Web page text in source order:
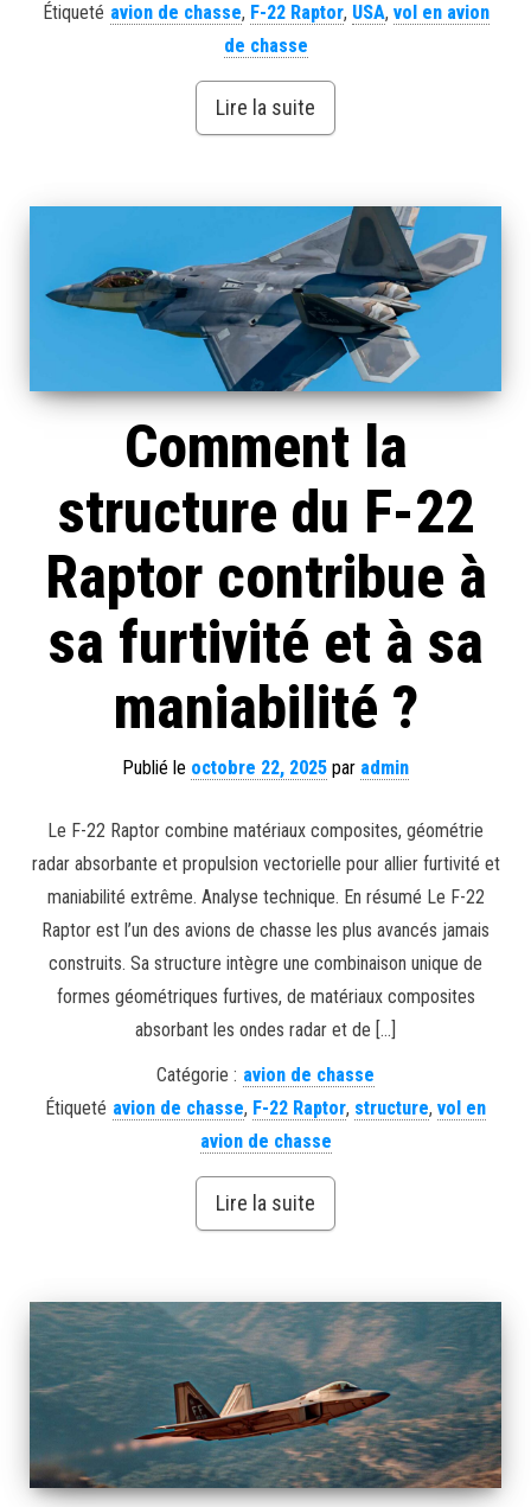
Étiqueté avion de chasse, F-22 Raptor, USA, vol en avion
de chasse
Lire la suite
Comment la
structure du F-22
Raptor contribue à
sa furtivité et à sa
maniabilité ?
Publié le octobre 22, 2025 par admin
Le F-22 Raptor combine matériaux composites, géométrie
radar absorbante et propulsion vectorielle pour allier furtivité et
maniabilité extrême. Analyse technique. En résumé Le F-22
Raptor est l’un des avions de chasse les plus avancés jamais
construits. Sa structure intègre une combinaison unique de
formes géométriques furtives, de matériaux composites
absorbant les ondes radar et de […]
Catégorie : avion de chasse
Étiqueté avion de chasse, F-22 Raptor, structure, vol en
avion de chasse
Lire la suite